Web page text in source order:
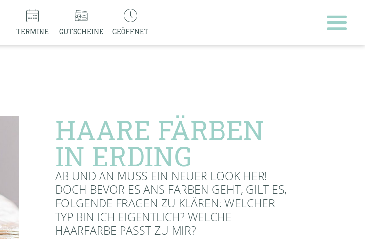
TERMINE GUTSCHEINE GEÖFFNET
HAARE FÄRBEN
IN ERDING
AB UND AN MUSS EIN NEUER LOOK HER!
DOCH BEVOR ES ANS FÄRBEN GEHT, GILT ES,
FOLGENDE FRAGEN ZU KLÄREN: WELCHER
TYP BIN ICH EIGENTLICH? WELCHE
HAARFARBE PASST ZU MIR?